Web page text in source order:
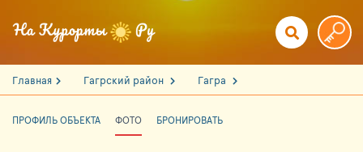
Главная Гагрский район Гагра
ПРОФИЛЬ ОБЪЕКТА ФОТО БРОНИРОВАТЬ